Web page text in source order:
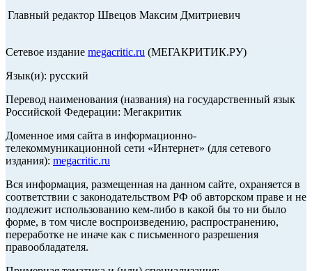
Главный редактор Швецов Максим Дмитриевич
Сетевое издание megacritic.ru (МЕГАКРИТИК.РУ)
Язык(и): русский
Перевод наименования (названия) на государственный язык
Российской Федерации: Мегакритик
Доменное имя сайта в информационно-
телекоммуникационной сети «Интернет» (для сетевого
издания): megacritic.ru
Вся информация, размещенная на данном сайте, охраняется в
соответствии с законодательством РФ об авторском праве и не
подлежит использованию кем-либо в какой бы то ни было
форме, в том числе воспроизведению, распространению,
переработке не иначе как с письменного разрешения
правообладателя.